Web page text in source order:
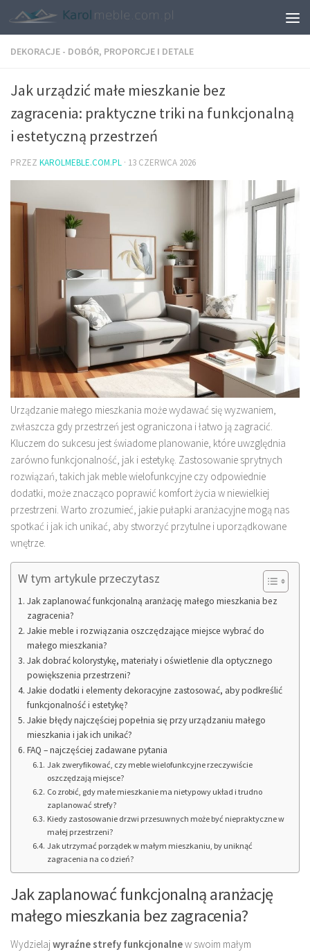
DEKORACJE - DOBÓR, PROPORCJE I DETALE
Jak urządzić małe mieszkanie bez
zagracenia: praktyczne triki na funkcjonalną
i estetyczną przestrzeń
PRZEZ KAROLMEBLE.COM.PL · 13 CZERWCA 2026
Urządzanie małego mieszkania może wydawać się wyzwaniem,
zwłaszcza gdy przestrzeń jest ograniczona i łatwo ją zagracić.
Kluczem do sukcesu jest świadome planowanie, które uwzględnia
zarówno funkcjonalność, jak i estetykę. Zastosowanie sprytnych
rozwiązań, takich jak meble wielofunkcyjne czy odpowiednie
dodatki, może znacząco poprawić komfort życia w niewielkiej
przestrzeni. Warto zrozumieć, jakie pułapki aranżacyjne mogą nas
spotkać i jak ich unikać, aby stworzyć przytulne i uporządkowane
wnętrze.
W tym artykule przeczytasz
Jak zaplanować funkcjonalną aranżację małego mieszkania bez
zagracenia?
Jakie meble i rozwiązania oszczędzające miejsce wybrać do
małego mieszkania?
Jak dobrać kolorystykę, materiały i oświetlenie dla optycznego
powiększenia przestrzeni?
Jakie dodatki i elementy dekoracyjne zastosować, aby podkreślić
funkcjonalność i estetykę?
Jakie błędy najczęściej popełnia się przy urządzaniu małego
mieszkania i jak ich unikać?
FAQ – najczęściej zadawane pytania
Jak zweryfikować, czy meble wielofunkcyjne rzeczywiście
oszczędzają miejsce?
Co zrobić, gdy małe mieszkanie ma nietypowy układ i trudno
zaplanować strefy?
Kiedy zastosowanie drzwi przesuwnych może być niepraktyczne w
małej przestrzeni?
Jak utrzymać porządek w małym mieszkaniu, by uniknąć
zagracenia na co dzień?
Jak zaplanować funkcjonalną aranżację
małego mieszkania bez zagracenia?
Wydzielajwyraźne strefy funkcjonalnew swoim małym